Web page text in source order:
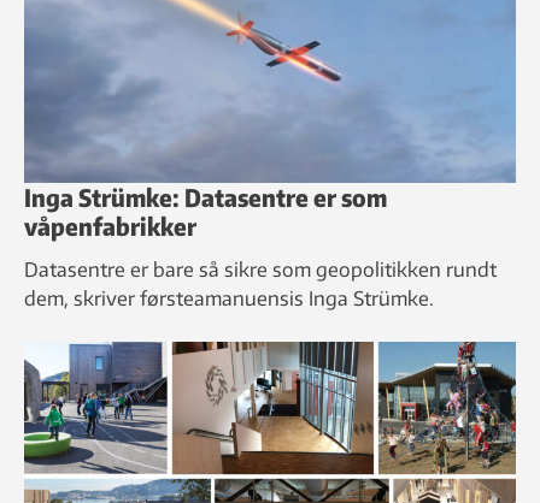
Inga Strümke: Datasentre er som
våpenfabrikker
Datasentre er bare så sikre som geopolitikken rundt
dem, skriver førsteamanuensis Inga Strümke.